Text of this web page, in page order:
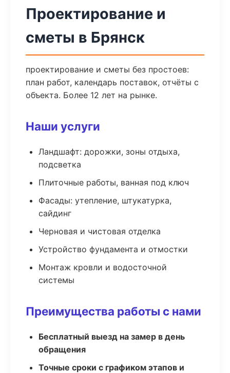
Проектирование и
сметы в Брянск
проектирование и сметы без простоев:
план работ, календарь поставок, отчёты с
объекта. Более 12 лет на рынке.
Наши услуги
Ландшафт: дорожки, зоны отдыха,
подсветка
Плиточные работы, ванная под ключ
Фасады: утепление, штукатурка,
сайдинг
Черновая и чистовая отделка
Устройство фундамента и отмостки
Монтаж кровли и водосточной
системы
Преимущества работы с нами
Бесплатный выезд на замер в день
обращения
Точные сроки с графиком этапов и